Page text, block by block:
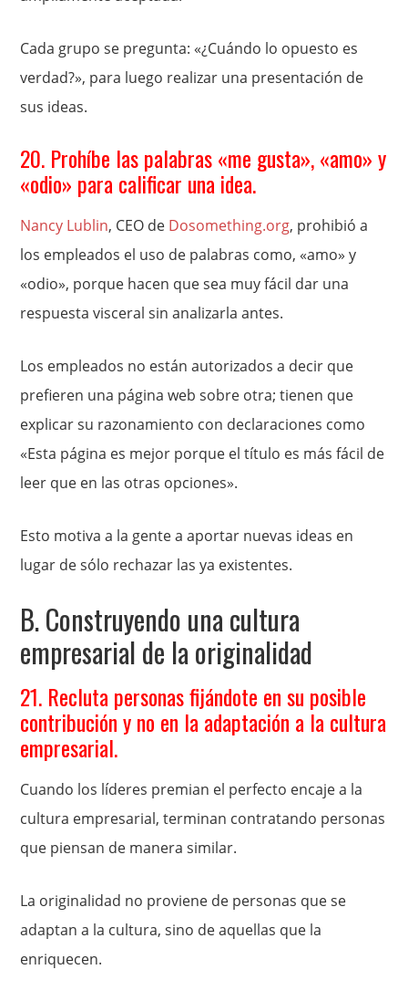
Cada grupo se pregunta: «¿Cuándo lo opuesto es
verdad?», para luego realizar una presentación de
sus ideas.
20. Prohíbe las palabras «me gusta», «amo» y
«odio» para calificar una idea.
Nancy Lublin, CEO de Dosomething.org, prohibió a
los empleados el uso de palabras como, «amo» y
«odio», porque hacen que sea muy fácil dar una
respuesta visceral sin analizarla antes.
Los empleados no están autorizados a decir que
prefieren una página web sobre otra; tienen que
explicar su razonamiento con declaraciones como
«Esta página es mejor porque el título es más fácil de
leer que en las otras opciones».
Esto motiva a la gente a aportar nuevas ideas en
lugar de sólo rechazar las ya existentes.
B. Construyendo una cultura
empresarial de la originalidad
21. Recluta personas fijándote en su posible
contribución y no en la adaptación a la cultura
empresarial.
Cuando los líderes premian el perfecto encaje a la
cultura empresarial, terminan contratando personas
que piensan de manera similar.
La originalidad no proviene de personas que se
adaptan a la cultura, sino de aquellas que la
enriquecen.